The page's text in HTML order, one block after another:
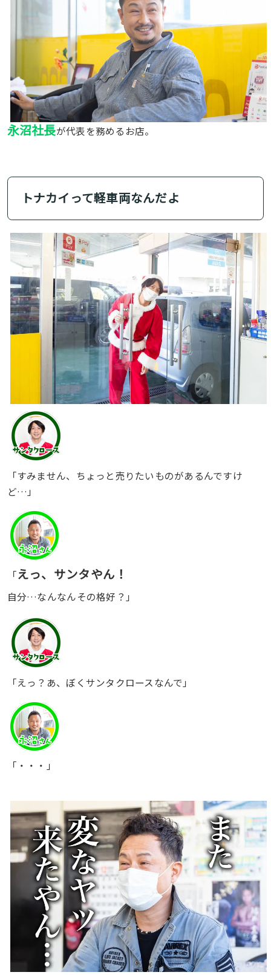
永沼社長が代表を務めるお店。
トナカイって軽車両なんだよ
「すみません、ちょっと売りたいものがあるんですけ
ど…」
「えっ、サンタやん！
自分…なんなんその格好？」
「えっ？あ、ぼくサンタクロースなんで」
「・・・」